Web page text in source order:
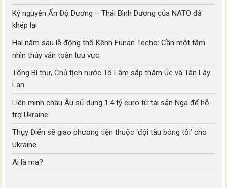
Kỷ nguyên Ấn Độ Dương – Thái Bình Dương của NATO đã
khép lại
Hai năm sau lễ động thổ Kênh Funan Techo: Cần một tầm
nhìn thủy văn toàn lưu vực
Tổng Bí thư, Chủ tịch nước Tô Lâm sắp thăm Úc và Tân Lây
Lan
Liên minh châu Âu sử dụng 1.4 tỷ euro từ tài sản Nga để hỗ
trợ Ukraine
Thụy Điển sẽ giao phương tiện thuộc ‘đội tàu bóng tối’ cho
Ukraine
Ai là ma?